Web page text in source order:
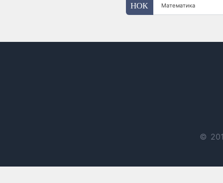
Математика
©